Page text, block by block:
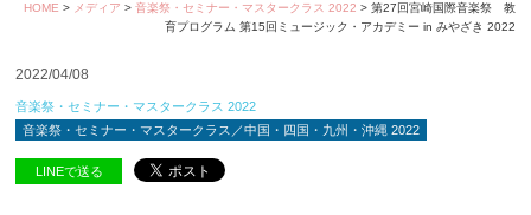
HOME > メディア > 音楽祭・セミナー・マスタークラス 2022 > 第27回宮崎国際音楽祭 教
育プログラム 第15回ミュージック・アカデミー in みやざき 2022
2022/04/08
音楽祭・セミナー・マスタークラス 2022
音楽祭・セミナー・マスタークラス／中国・四国・九州・沖縄 2022
LINEで送る